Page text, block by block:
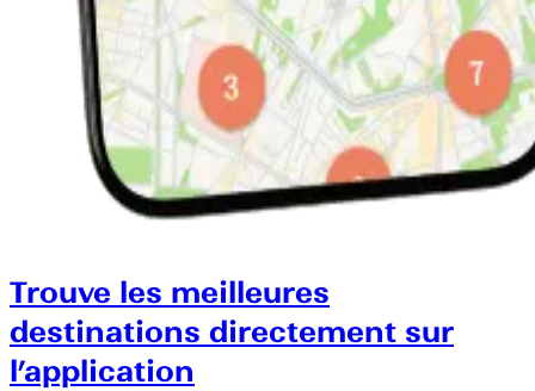
Trouve les meilleures
destinations directement sur
l’application